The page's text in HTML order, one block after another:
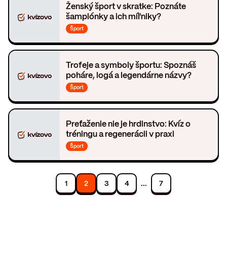
Ženský šport v skratke: Poznáte
šampiónky a ich míľniky?
Šport
Trofeje a symboly športu: Spoznáš
poháre, logá a legendárne názvy?
Šport
Preťaženie nie je hrdinstvo: Kvíz o
tréningu a regenerácii v praxi
Šport
1 2 3 4 ... 7